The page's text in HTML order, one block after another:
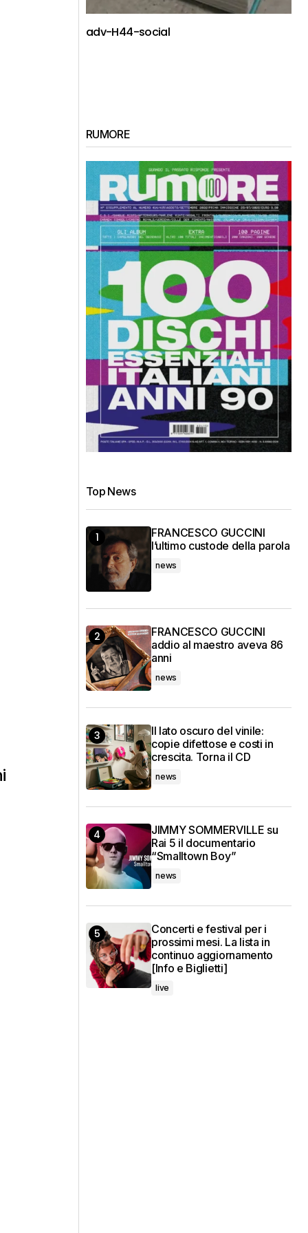
adv-H44-social
RUMORE
Top News
FRANCESCO GUCCINI
l’ultimo custode della parola
news
FRANCESCO GUCCINI
addio al maestro aveva 86
anni
news
Il lato oscuro del vinile:
copie difettose e costi in
crescita. Torna il CD
news
JIMMY SOMMERVILLE su
Rai 5 il documentario
“Smalltown Boy”
news
Concerti e festival per i
prossimi mesi. La lista in
continuo aggiornamento
[Info e Biglietti]
live